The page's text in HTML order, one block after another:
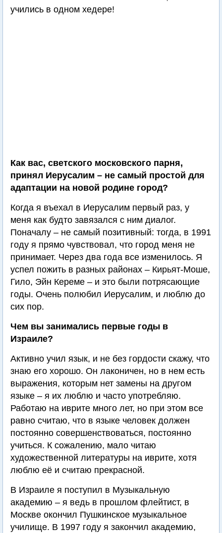
учились в одном хедере!
Как вас, светского московского парня,
принял Иерусалим – не самый простой для
адаптации на новой родине город?
Когда я въехал в Иерусалим первый раз, у
меня как будто завязался с ним диалог.
Поначалу – не самый позитивный: тогда, в 1991
году я прямо чувствовал, что город меня не
принимает. Через два года все изменилось. Я
успел пожить в разных районах – Кирьят-Моше,
Гило, Эйн Кереме – и это были потрясающие
годы. Очень полюбил Иерусалим, и люблю до
сих пор.
Чем вы занимались первые годы в
Израиле?
Активно учил язык, и не без гордости скажу, что
знаю его хорошо. Он лаконичен, но в нем есть
выражения, которым нет замены на другом
языке – я их люблю и часто употребляю.
Работаю на иврите много лет, но при этом все
равно считаю, что в языке человек должен
постоянно совершенствоваться, постоянно
учиться. К сожалению, мало читаю
художественной литературы на иврите, хотя
люблю её и считаю прекрасной.
В Израиле я поступил в Музыкальную
академию – я ведь в прошлом флейтист, в
Москве окончил Пушкинское музыкальное
училище. В 1997 году я закончил академию,